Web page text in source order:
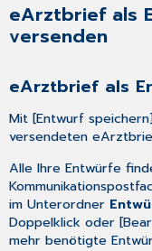
eArztbrief als
versenden
eArztbrief als
Mit [Entwurf
versendeten
Alle Ihre Entwürfe
im Unterordner
Doppelklick oder
mehr benötigte